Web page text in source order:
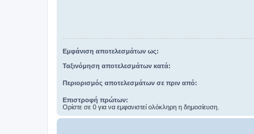
Εμφάνιση αποτελεσμάτων ως:
Ταξινόμηση αποτελεσμάτων κατά:
Περιορισμός αποτελεσμάτων σε πριν από:
Επιστροφή πρώτων:
Ορίστε σε 0 για να εμφανιστεί ολόκληρη η δημοσίευση.